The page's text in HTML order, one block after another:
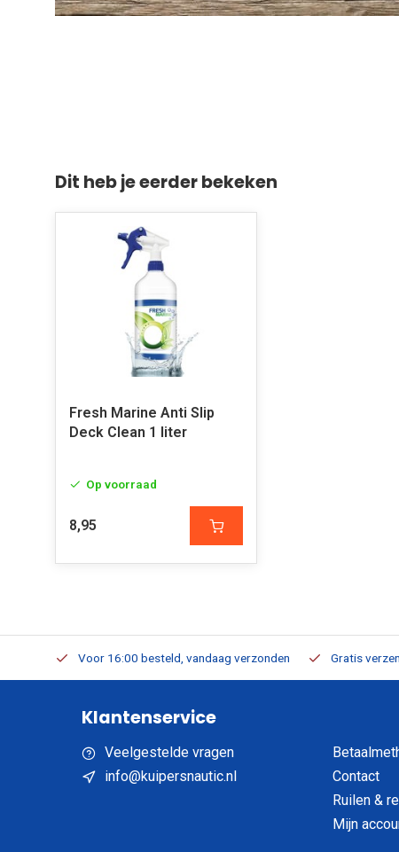
Dit heb je eerder bekeken
Fresh Marine Anti Slip
Deck Clean 1 liter
Op voorraad
8,95
Voor 16:00 besteld, vandaag verzonden Gratis
Klantenservice
Veelgestelde vragen
info@kuipersnautic.nl
Contact
Ruilen &
Mijn